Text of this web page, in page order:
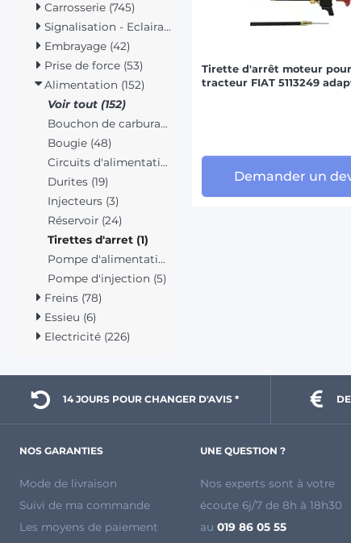
Carrosserie (745)
Signalisation - Eclairage (322)
Embrayage (42)
Prise de force (53)
Alimentation (152)
Voir tout (152)
Bouchon de carburant (6)
Bougie (48)
Circuits d'alimentation (2)
Durites (19)
Injecteurs (3)
Réservoir (24)
Tirettes d'arret (1)
Pompe d'alimentation (44)
Pompe d'injection (5)
Freins (78)
Essieu (6)
Electricité (226)
Tirette d'arrêt moteur pour
tracteur FIAT 5113249
Demander un
14 JOURS POUR CHANGER D'AVIS *
NOS GARANTIES
Mode de livraison
Suivi de ma commande
Les moyens de paiement
UNE QUESTION ?
Nos experts sont à votre
écoute 6j/7 de 8h à 18h30
au 019 86 05 55